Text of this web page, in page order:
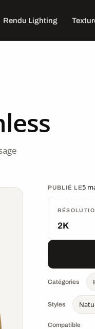
Rendu Lighting
PUBLIÉ LE5
2K
Catégories
Styles
Compatible